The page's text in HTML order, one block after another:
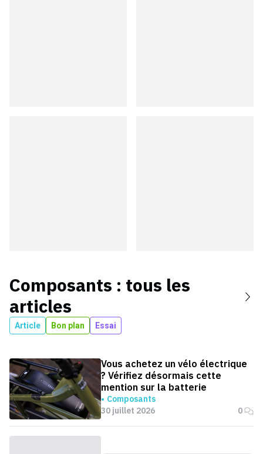
Composants : tous les
articles
Article Bon plan Essai
Vous achetez un vélo électrique
? Vérifiez désormais cette
mention sur la batterie
Composants
30 juillet 2026
0